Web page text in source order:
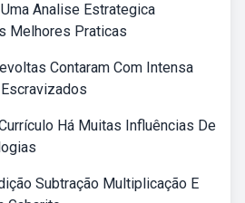
Analise Estrategica
Melhores Praticas
Contaram Com Intensa
Há Muitas Influências De
Subtração Multiplicação E